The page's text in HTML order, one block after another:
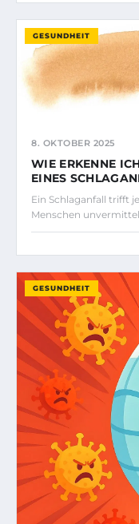
GESUNDHEIT
8. OKTOBER 2025
WIE ERKENNE
EINES
Ein Schlaganfall trifft
Menschen
GESUNDHEIT